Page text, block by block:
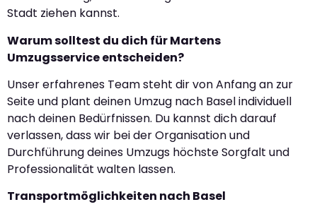
Stadt ziehen kannst.
Warum solltest du dich für Martens
Umzugsservice entscheiden?
Unser erfahrenes Team steht dir von Anfang an zur
Seite und plant deinen Umzug nach Basel individuell
nach deinen Bedürfnissen. Du kannst dich darauf
verlassen, dass wir bei der Organisation und
Durchführung deines Umzugs höchste Sorgfalt und
Professionalität walten lassen.
Transportmöglichkeiten nach Basel